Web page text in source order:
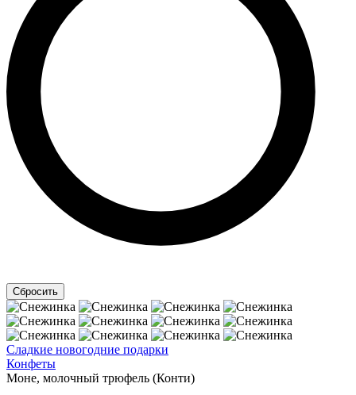
Сладкие новогодние подарки
Конфеты
Моне, молочный трюфель (Конти)